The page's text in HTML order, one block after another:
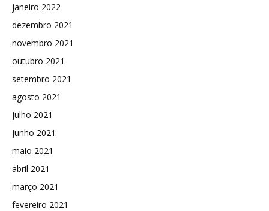
janeiro 2022
dezembro 2021
novembro 2021
outubro 2021
setembro 2021
agosto 2021
julho 2021
junho 2021
maio 2021
abril 2021
março 2021
fevereiro 2021